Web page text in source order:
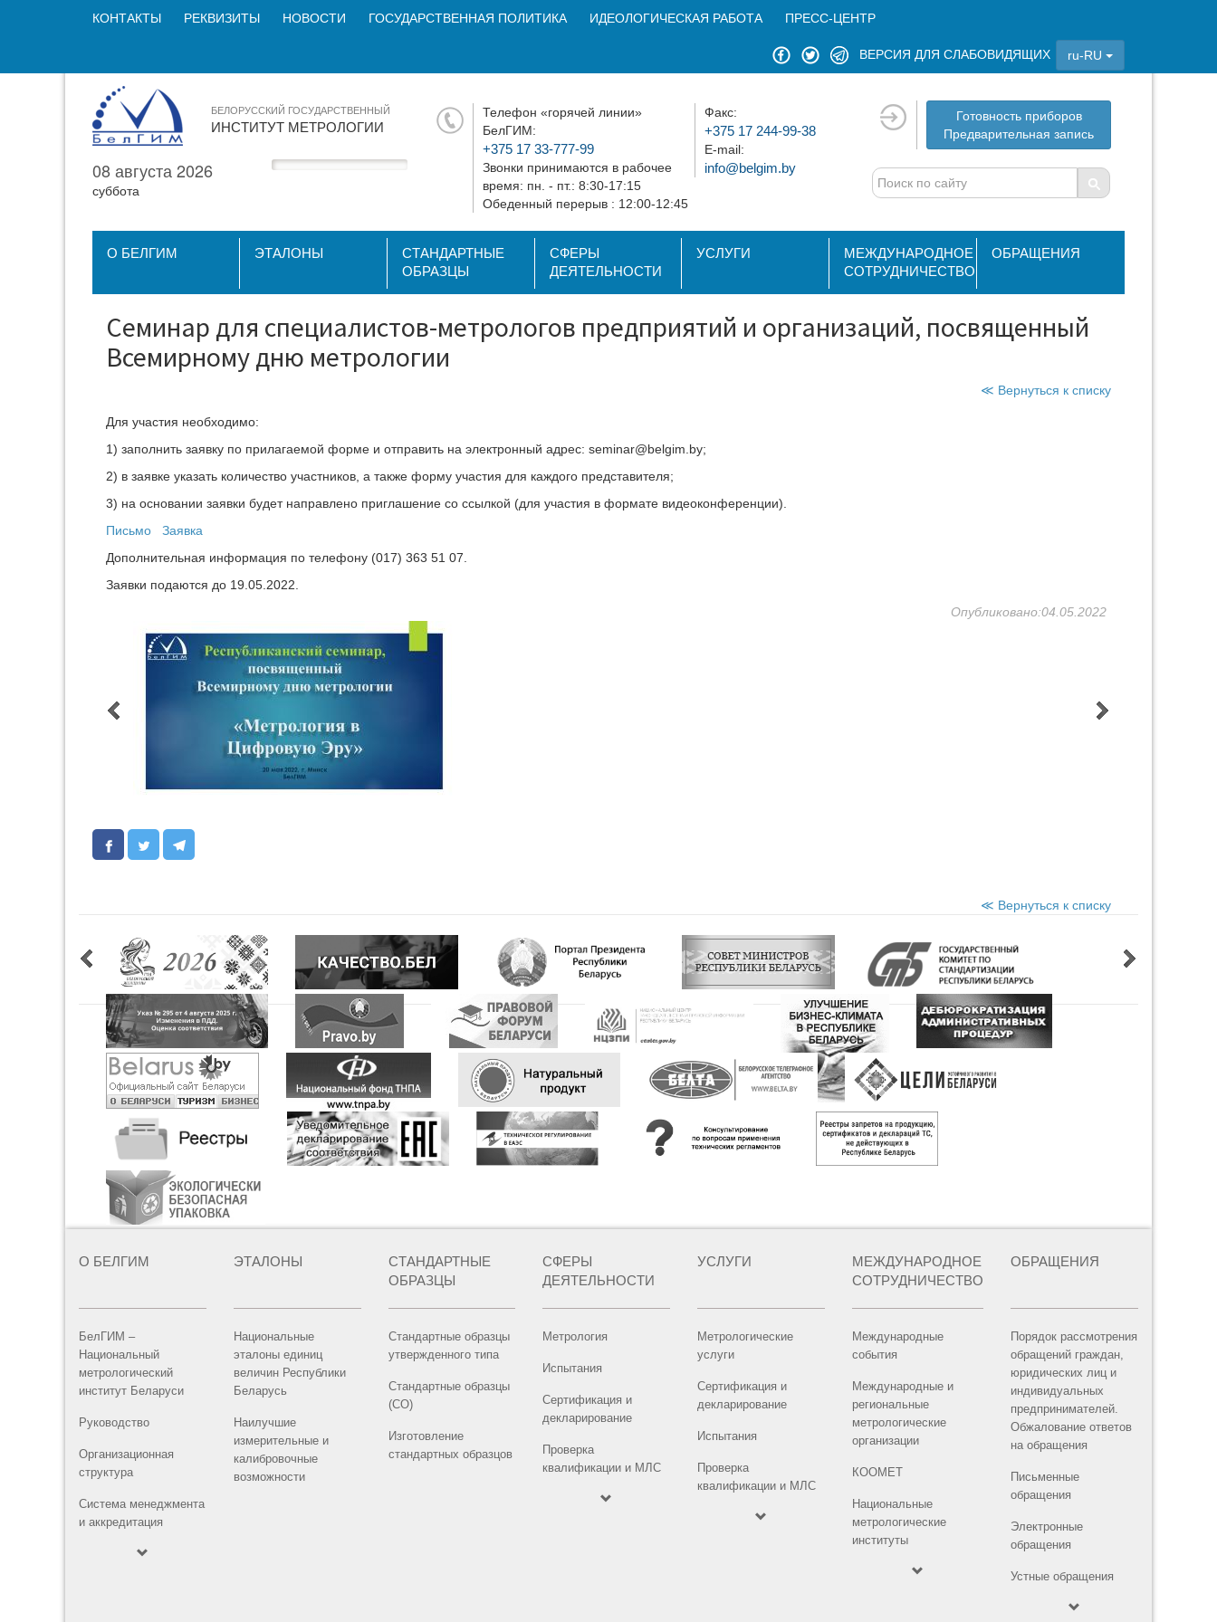
КОНТАКТЫ РЕКВИЗИТЫ НОВОСТИ ГОСУДАРСТВЕННАЯ ПОЛИТИКА ИДЕОЛОГИЧЕСКАЯ РАБОТА ПРЕСС-ЦЕНТР
ВЕРСИЯ ДЛЯ СЛАБОВИДЯЩИХ ru-RU
БЕЛОРУССКИЙ ГОСУДАРСТВЕННЫЙ
ИНСТИТУТ МЕТРОЛОГИИ
08 августа 2026
суббота
Телефон «горячей линии»
БелГИМ:
+375 17 33-777-99
Звонки принимаются в рабочее
время: пн. - пт.: 8:30-17:15
Обеденный перерыв : 12:00-12:45
Факс:
+375 17 244-99-38
E-mail:
info@belgim.by
Готовность приборов
Предварительная запись
О БЕЛГИМ ЭТАЛОНЫ
СТАНДАРТНЫЕ
ОБРАЗЦЫ
СФЕРЫ
ДЕЯТЕЛЬНОСТИ
УСЛУГИ
МЕЖДУНАРОДНОЕ
СОТРУДНИЧЕСТВО
ОБРАЩЕНИЯ
Семинар для специалистов-метрологов предприятий и организаций, посвященный
Всемирному дню метрологии
≪ Вернуться к списку
Для участия необходимо:
1) заполнить заявку по прилагаемой форме и отправить на электронный адрес: seminar@belgim.by;
2) в заявке указать количество участников, а также форму участия для каждого представителя;
3) на основании заявки будет направлено приглашение со ссылкой (для участия в формате видеоконференции).
Письмо
Заявка
Дополнительная информация по телефону (017) 363 51 07.
Заявки подаются до 19.05.2022.
Опубликовано:04.05.2022
≪ Вернуться к списку
О БЕЛГИМ
БелГИМ –
Национальный
метрологический
институт Беларуси
Руководство
Организационная
структура
Система менеджмента
и аккредитация
ЭТАЛОНЫ
Национальные
эталоны единиц
величин Республики
Беларусь
Наилучшие
измерительные и
калибровочные
возможности
СТАНДАРТНЫЕ
ОБРАЗЦЫ
Стандартные образцы
утвержденного типа
Стандартные образцы
(СО)
Изготовление
стандартных образцов
СФЕРЫ
ДЕЯТЕЛЬНОСТИ
Метрология
Испытания
Сертификация и
декларирование
Проверка
квалификации и МЛС
УСЛУГИ
Метрологические
услуги
Сертификация и
декларирование
Испытания
Проверка
квалификации и МЛС
МЕЖДУНАРОДНОЕ
СОТРУДНИЧЕСТВО
Международные
события
Международные и
региональные
метрологические
организации
КООМЕТ
Национальные
метрологические
институты
ОБРАЩЕНИЯ
Порядок рассмотрения
обращений граждан,
юридических лиц и
индивидуальных
предпринимателей.
Обжалование ответов
на обращения
Письменные
обращения
Электронные
обращения
Устные обращения